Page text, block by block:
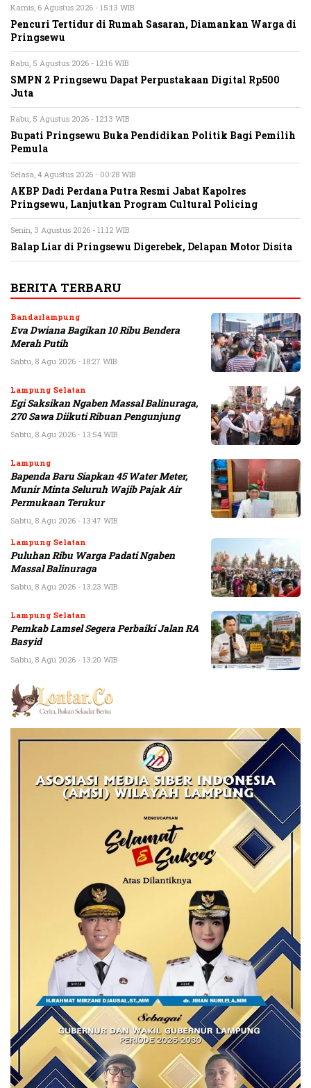
Kamis, 6 Agustus 2026 - 15:13 WIB
Pencuri Tertidur di Rumah Sasaran, Diamankan Warga di
Pringsewu
Rabu, 5 Agustus 2026 - 12:16 WIB
SMPN 2 Pringsewu Dapat Perpustakaan Digital Rp500
Juta
Rabu, 5 Agustus 2026 - 12:13 WIB
Bupati Pringsewu Buka Pendidikan Politik Bagi Pemilih
Pemula
Selasa, 4 Agustus 2026 - 00:28 WIB
AKBP Dadi Perdana Putra Resmi Jabat Kapolres
Pringsewu, Lanjutkan Program Cultural Policing
Senin, 3 Agustus 2026 - 11:12 WIB
Balap Liar di Pringsewu Digerebek, Delapan Motor Disita
BERITA TERBARU
Bandarlampung
Eva Dwiana Bagikan 10 Ribu Bendera
Merah Putih
Sabtu, 8 Agu 2026 - 18:27 WIB
Lampung Selatan
Egi Saksikan Ngaben Massal Balinuraga,
270 Sawa Diikuti Ribuan Pengunjung
Sabtu, 8 Agu 2026 - 13:54 WIB
Lampung
Bapenda Baru Siapkan 45 Water Meter,
Munir Minta Seluruh Wajib Pajak Air
Permukaan Terukur
Sabtu, 8 Agu 2026 - 13:47 WIB
Lampung Selatan
Puluhan Ribu Warga Padati Ngaben
Massal Balinuraga
Sabtu, 8 Agu 2026 - 13:23 WIB
Lampung Selatan
Pemkab Lamsel Segera Perbaiki Jalan RA
Basyid
Sabtu, 8 Agu 2026 - 13:20 WIB